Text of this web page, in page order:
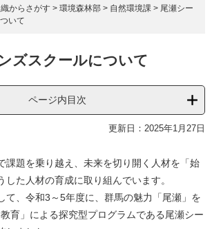
象
からさがす > 環境森林部 > 自然環境課 > 尾瀬シー
いて
ズスクールについて
ページ内目次
更新日：2025年1月27日
題を乗り越え、未来を切り開く人材を「始
した人材の育成に取り組んでいます。
、令和3～5年度に、群馬の魅力「尾瀬」を
育」による探究型プログラムである尾瀬シー